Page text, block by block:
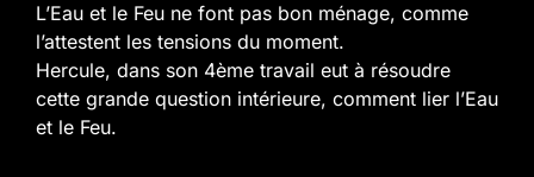
L’Eau et le Feu ne font pas bon ménage, comme
l’attestent les tensions du moment.
Hercule, dans son 4ème travail eut à résoudre
cette grande question intérieure, comment lier l’Eau
et le Feu.